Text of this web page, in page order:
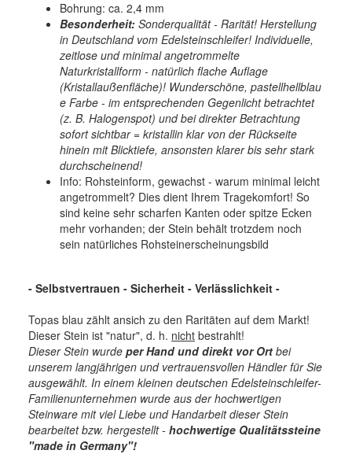
Bohrung: ca. 2,4 mm
Besonderheit: Sonderqualität - Rarität! Herstellung
in Deutschland vom Edelsteinschleifer! Individuelle,
zeitlose und minimal angetrommelte
Naturkristallform - natürlich flache Auflage
(Kristallaußenfläche)! Wunderschöne, pastellhellblau
e Farbe - im entsprechenden Gegenlicht betrachtet
(z. B. Halogenspot) und bei direkter Betrachtung
sofort sichtbar = kristallin klar von der Rückseite
hinein mit Blicktiefe, ansonsten klarer bis sehr stark
durchscheinend!
Info: Rohsteinform, gewachst - warum minimal leicht
angetrommelt? Dies dient Ihrem Tragekomfort! So
sind keine sehr scharfen Kanten oder spitze Ecken
mehr vorhanden; der Stein behält trotzdem noch
sein natürliches Rohsteinerscheinungsbild
- Selbstvertrauen - Sicherheit - Verlässlichkeit -
Topas blau zählt ansich zu den Raritäten auf dem Markt!
Dieser Stein ist "natur", d. h. nicht bestrahlt!
Dieser Stein wurde per Hand und direkt vor Ort bei
unserem langjährigen und vertrauensvollen Händler für Sie
ausgewählt. In einem kleinen deutschen Edelsteinschleifer-
Familienunternehmen wurde aus der hochwertigen
Steinware mit viel Liebe und Handarbeit dieser Stein
bearbeitet bzw. hergestellt - hochwertige Qualitätssteine
"made in Germany"!